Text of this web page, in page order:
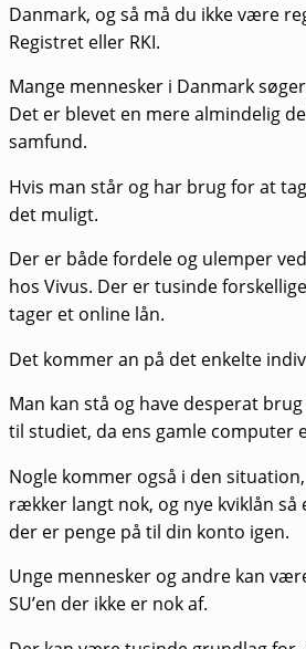
Danmark, og så må du ikke være
Registret eller RKI.
Mange mennesker i Danmark
Det er blevet en mere almindelig
samfund.
Hvis man står og har brug for at
det muligt.
Der er både fordele og ulemper
hos Vivus. Der er tusinde
tager et online lån.
Det kommer an på det enkelte
Man kan stå og have desperat
til studiet, da ens gamle computer
Nogle kommer også i den
rækker langt nok, og nye kviklån
der er penge på til din konto igen.
Unge mennesker og andre kan
SU’en der ikke er nok af.